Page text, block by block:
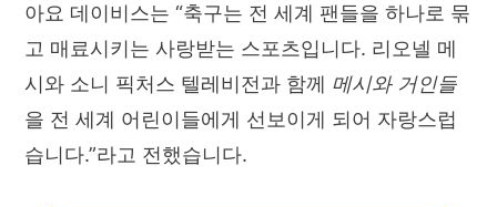
아요 데이비스는 “축구는 전 세계 팬들을 하나로 묶
고 매료시키는 사랑받는 스포츠입니다. 리오넬 메
시와 소니 픽처스 텔레비전과 함께 메시와 거인들
을 전 세계 어린이들에게 선보이게 되어 자랑스럽
습니다.”라고 전했습니다.